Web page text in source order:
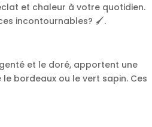
et chaleur à votre quotidien.
incontournables? 🖌️.
et le doré, apportent une
le bordeaux ou le vert sapin. Ces